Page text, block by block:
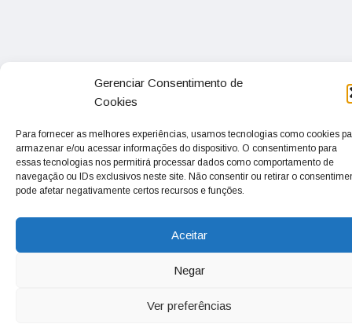
Gerenciar Consentimento de
Cookies
Para fornecer as melhores experiências, usamos tecnologias como cookies
armazenar e/ou acessar informações do dispositivo. O consentimento para
essas tecnologias nos permitirá processar dados como comportamento de
navegação ou IDs exclusivos neste site. Não consentir ou retirar o
pode afetar negativamente certos recursos e funções.
Aceitar
Negar
Ver preferências